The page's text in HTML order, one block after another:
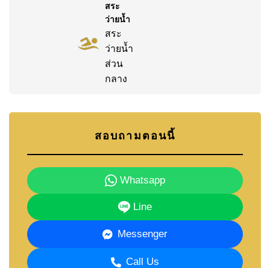
@cornerstonepattaya
สระ
ว่ายน้ำ
สระ
ว่ายน้ำ
ส่วน
กลาง
สอบถามตอนนี้
Whatsapp
Line
Messenger
Call Us